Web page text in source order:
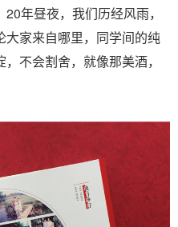
年昼夜，我们历经风雨，
大家来自哪里，同学间的纯
不会割舍，就像那美酒，